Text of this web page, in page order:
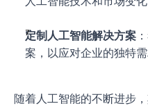
定制人工智能解决方案
案，以应对企业的独特需
随着人工智能的不断进步